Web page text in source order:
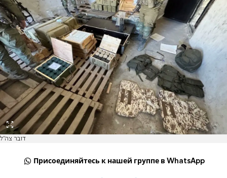
דובר צה"ל
Присоединяйтесь к нашей группе в WhatsApp